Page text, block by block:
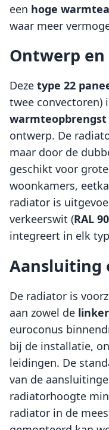
een hoge
waar meer
Ontwerp
Deze type 22
twee convectoren)
warmteopbrengst
ontwerp. De
maar door de
geschikt voor
woonkamers,
radiator is
verkeerswit (RAL
integreert in elk
Aansluiting
De radiator is
aan zowel de
euroconus
bij de installatie,
leidingen. De
van de
radiatorhoogte
radiator in de